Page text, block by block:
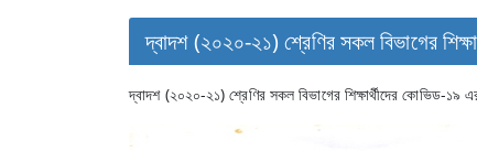
দ্বাদশ (২০২০-২১) শ্রেণির সকল বিভাগের
দ্বাদশ (২০২০-২১) শ্রেণির সকল বিভাগের শিক্ষার্থীদের কোভিড-